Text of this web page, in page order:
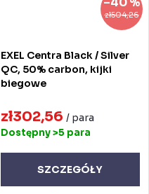
zł504,26
EXEL Centra Black / Silver
QC, 50% carbon, kijki
biegowe
zł302,56 / para
Dostępny>5 para
SZCZEGÓŁY